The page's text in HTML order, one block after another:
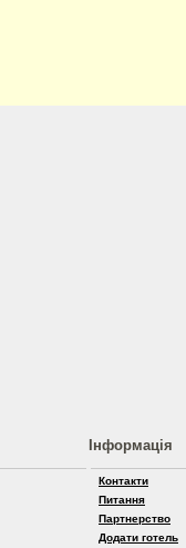
Інформація
Контакти
Питання
Партнерство
Додати готель